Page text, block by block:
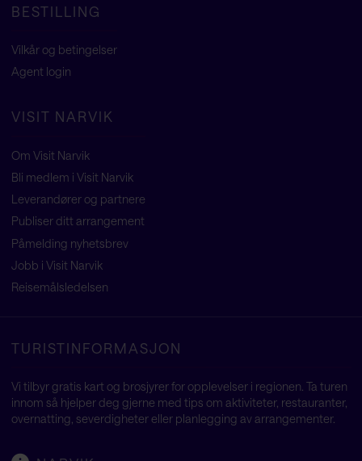
BESTILLING
Vilkår og betingelser
Agent login
VISIT NARVIK
Om Visit Narvik
Bli medlem i Visit Narvik
Leverandører og partnere
Publiser ditt arrangement
Påmelding nyhetsbrev
Jobb i Visit Narvik
Reisemålsledelsen
TURISTINFORMASJON
Vi tilbyr gratis kart og brosjyrer for opplevelser i regionen. Ta turen
innom så hjelper deg gjerne med tips om aktiviteter, restauranter,
overnatting, severdigheter eller planlegging av arrangementer.